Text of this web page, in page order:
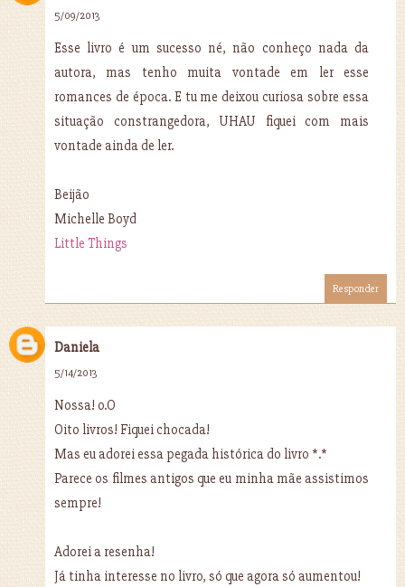
5/09/2013
Esse livro é um sucesso né, não conheço nada da
autora, mas tenho muita vontade em ler esse
romances de época. E tu me deixou curiosa sobre essa
situação constrangedora, UHAU fiquei com mais
vontade ainda de ler.
Beijão
Michelle Boyd
Little Things
Responder
Daniela
5/14/2013
Nossa! o.O
Oito livros! Fiquei chocada!
Mas eu adorei essa pegada histórica do livro *.*
Parece os filmes antigos que eu minha mãe assistimos
sempre!
Adorei a resenha!
Já tinha interesse no livro, só que agora só aumentou!